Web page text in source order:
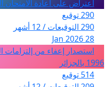
اعتراض على اعادة الامتحان
290 توقيع
290 التوقيعات / 12 أشهر
28 Jan 2026
1996 بالجزائر
514 توقيع